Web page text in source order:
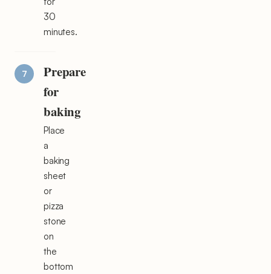
30
minutes.
Prepare
for
baking
Place
a
baking
sheet
or
pizza
stone
on
the
bottom